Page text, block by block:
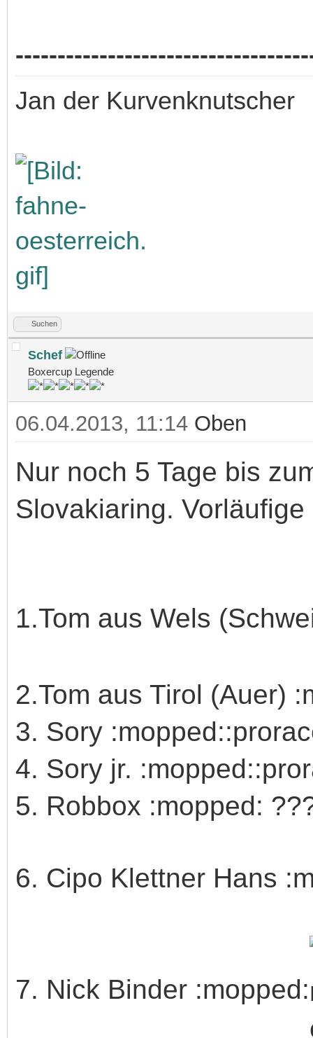
Jan der Kurvenknutscher
Suchen
Schef
Boxercup Legende
06.04.2013, 11:14 Oben
Nur noch 5 Tage bis
Slovakiaring.
1.Tom aus Wels
2.Tom aus Tirol (Auer)
3. Sory
4. Sory jr.
5. Robbox :mopped:
6. Cipo Klettner Hans
7. Nick Binder :mopped: